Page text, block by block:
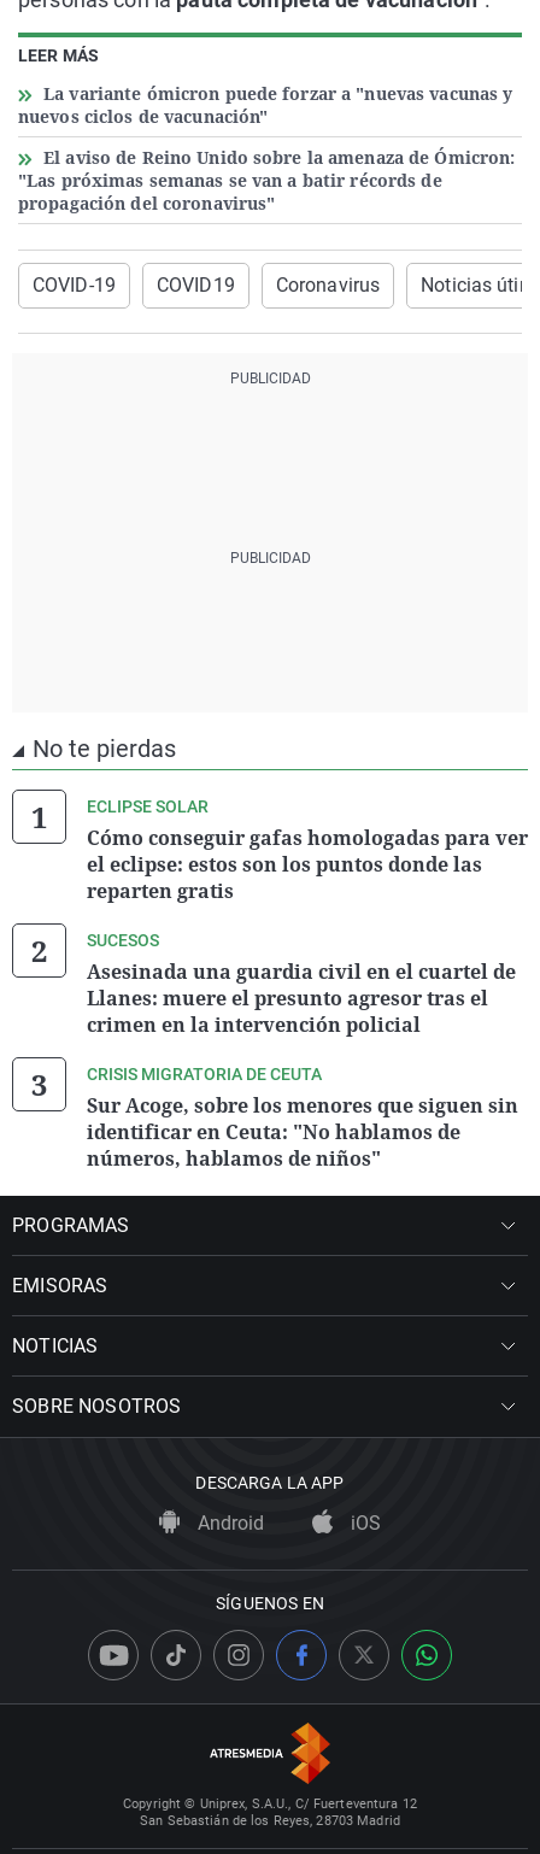
LEER MÁS
La variante ómicron puede forzar a "nuevas vacunas y
nuevos ciclos de vacunación"
El aviso de Reino Unido sobre la amenaza de Ómicron:
"Las próximas semanas se van a batir récords de
propagación del coronavirus"
COVID-19 COVID19 Coronavirus Noticias
No te pierdas
ECLIPSE SOLAR
Cómo conseguir gafas homologadas para ver
el eclipse: estos son los puntos donde las
reparten gratis
SUCESOS
Asesinada una guardia civil en el cuartel de
Llanes: muere el presunto agresor tras el
crimen en la intervención policial
CRISIS MIGRATORIA DE CEUTA
Sur Acoge, sobre los menores que siguen sin
identificar en Ceuta: "No hablamos de
números, hablamos de niños"
PROGRAMAS
EMISORAS
NOTICIAS
SOBRE NOSOTROS
DESCARGA LA APP
Android iOS
SÍGUENOS EN
Copyright © Uniprex, S.A.U., C/ Fuerteventura 12
San Sebastián de los Reyes, 28703 Madrid